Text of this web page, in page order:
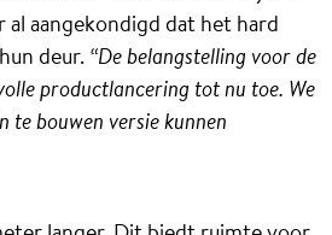
aangekondigd dat het hard
deur.“De belangstelling voor de
productlancering tot nu toe. We
te bouwen versie kunnen